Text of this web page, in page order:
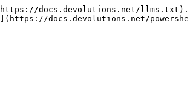
docs.devolutions.net/llms.txt).
docs.devolutions.net/